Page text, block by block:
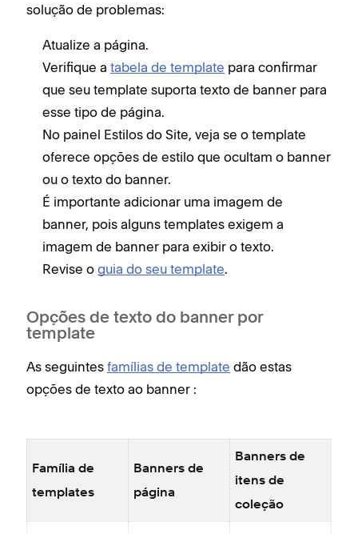
solução de problemas:
Atualize a página.
Verifique a tabela de template para confirmar
que seu template suporta texto de banner para
esse tipo de página.
No painel Estilos do Site, veja se o template
oferece opções de estilo que ocultam o banner
ou o texto do banner.
É importante adicionar uma imagem de
banner, pois alguns templates exigem a
imagem de banner para exibir o texto.
Revise o guia do seu template.
Opções de texto do banner por
template
As seguintes famílias de template dão estas
opções de texto ao banner :
Família de
templates
Banners de
página
Banners de
itens de
coleção